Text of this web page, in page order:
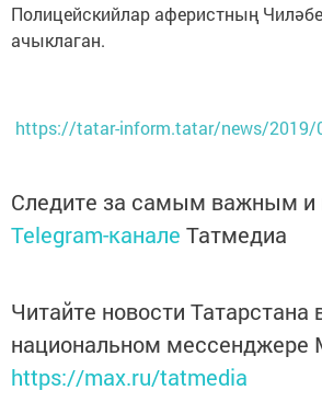
Полицейскийлар аферистның
ачыклаган.
https://tatar-inform.tatar/news/
Следите за самым важным и
Telegram-канале Татмедиа
Читайте новости Татарстана
национальном мессенджере
https://max.ru/tatmedia